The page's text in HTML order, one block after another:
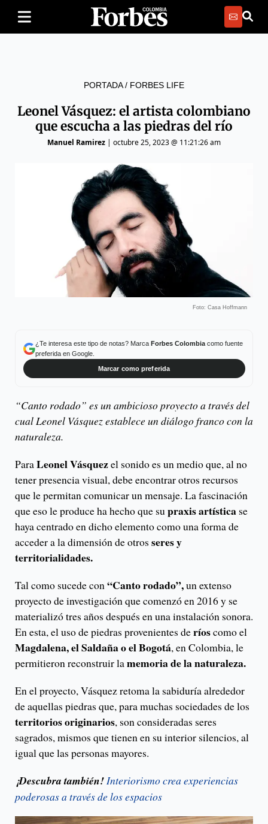
PORTADA/ FORBES LIFE
Leonel Vásquez: el artista colombiano
que escucha a las piedras del río
Manuel Ramirez | octubre 25, 2023 @ 11:21:26 am
Foto: Casa Hoffmann
¿Te interesa este tipo de notas? Marca Forbes Colombiacomo fuente
preferida en Google.
Marcar como preferida
“Canto rodado” es un ambicioso proyecto a través del
cual Leonel Vásquez establece un diálogo franco con la
naturaleza.
ParaLeonel Vásquezel sonido es un medio que, al no
tener presencia visual, debe encontrar otros recursos
que le permitan comunicar un mensaje. La fascinación
que eso le produce ha hecho que supraxis artística se
haya centrado en dicho elemento como una forma de
acceder a la dimensión de otros seres y
territorialidades.
Tal como sucede con“Canto rodado”,un extenso
proyecto de investigación que comenzó en 2016 y se
materializó tres años después en una instalación sonora.
En esta, el uso de piedras provenientes deríoscomo el
Magdalena, el Saldaña o el Bogotá, en Colombia, le
permitieron reconstruir lamemoria de la naturaleza.
En el proyecto, Vásquez retoma la sabiduría alrededor
de aquellas piedras que, para muchas sociedades de los
territorios originarios, son consideradas seres
sagrados, mismos que tienen en su interior silencios, al
igual que las personas mayores.
¡Descubra también!Interiorismo crea experiencias
poderosas a través de los espacios